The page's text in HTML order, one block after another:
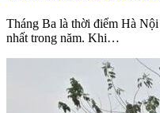
Tháng Ba là thời điểm Hà
nhất trong năm. Khi…